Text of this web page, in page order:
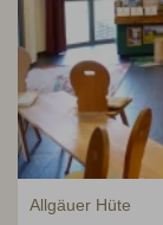
Allgäuer Hüte